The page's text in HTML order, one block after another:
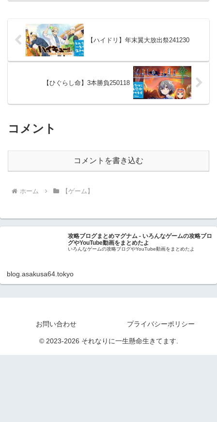
【ハイドリ】年末翼大放出祭241230
【ひぐらし命】3本勝負250118
コメント
コメントを書き込む
ホーム 【ゲーム】
攻略ブログまとめマグナム - いろんなゲームの攻略ブロ
グやYouTube動画をまとめたよ
いろんなゲームの攻略ブログやYouTube動画をまとめたよ
blog.asakusa64.tokyo
お問い合わせ プライバシーポリシー
© 2023-2026 それなりに一生懸命生きてます.